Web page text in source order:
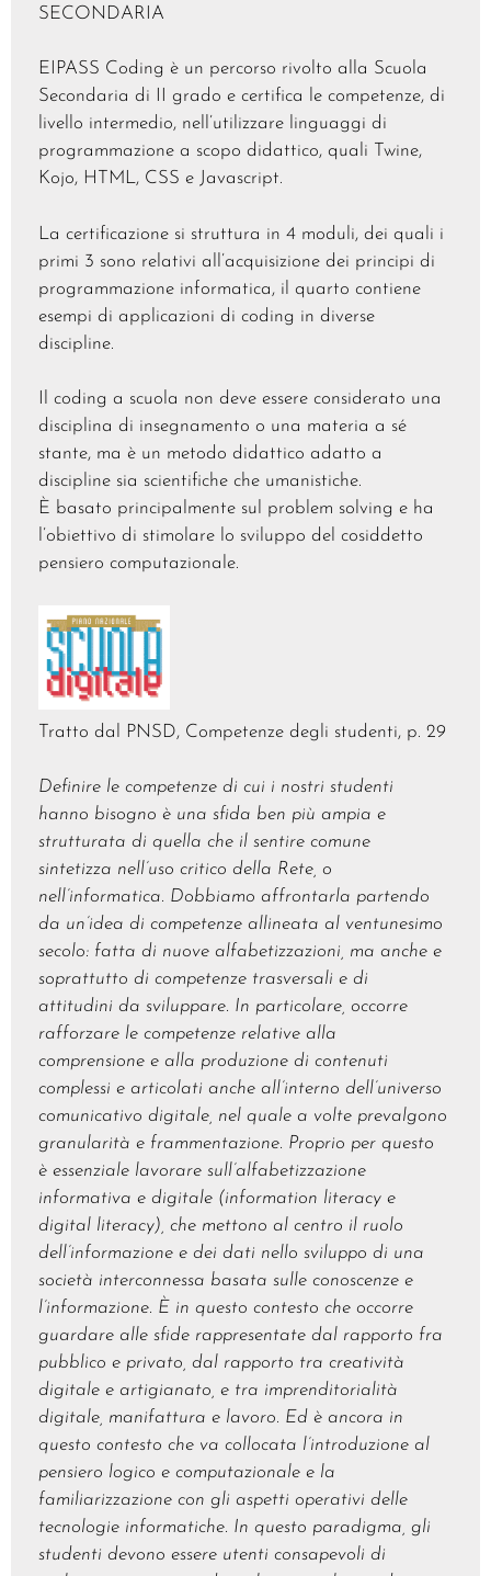
SECONDARIA
EIPASS Coding è un percorso rivolto alla Scuola
Secondaria di II grado e certifica le competenze, di
livello intermedio, nell’utilizzare linguaggi di
programmazione a scopo didattico, quali Twine,
Kojo, HTML, CSS e Javascript.
La certificazione si struttura in 4 moduli, dei quali i
primi 3 sono relativi all’acquisizione dei principi di
programmazione informatica, il quarto contiene
esempi di applicazioni di coding in diverse
discipline.
Il coding a scuola non deve essere considerato una
disciplina di insegnamento o una materia a sé
stante, ma è un metodo didattico adatto a
discipline sia scientifiche che umanistiche.
È basato principalmente sul problem solving e ha
l’obiettivo di stimolare lo sviluppo del cosiddetto
pensiero computazionale.
Tratto dal PNSD, Competenze degli studenti, p. 29
Definire le competenze di cui i nostri studenti
hanno bisogno è una sfida ben più ampia e
strutturata di quella che il sentire comune
sintetizza nell’uso critico della Rete, o
nell’informatica. Dobbiamo affrontarla partendo
da un’idea di competenze allineata al ventunesimo
secolo: fatta di nuove alfabetizzazioni, ma anche e
soprattutto di competenze trasversali e di
attitudini da sviluppare. In particolare, occorre
rafforzare le competenze relative alla
comprensione e alla produzione di contenuti
complessi e articolati anche all’interno dell’universo
comunicativo digitale, nel quale a volte prevalgono
granularità e frammentazione. Proprio per questo
è essenziale lavorare sull’alfabetizzazione
informativa e digitale (information literacy e
digital literacy), che mettono al centro il ruolo
dell’informazione e dei dati nello sviluppo di una
società interconnessa basata sulle conoscenze e
l’informazione. È in questo contesto che occorre
guardare alle sfide rappresentate dal rapporto fra
pubblico e privato, dal rapporto tra creatività
digitale e artigianato, e tra imprenditorialità
digitale, manifattura e lavoro. Ed è ancora in
questo contesto che va collocata l’introduzione al
pensiero logico e computazionale e la
familiarizzazione con gli aspetti operativi delle
tecnologie informatiche. In questo paradigma, gli
studenti devono essere utenti consapevoli di